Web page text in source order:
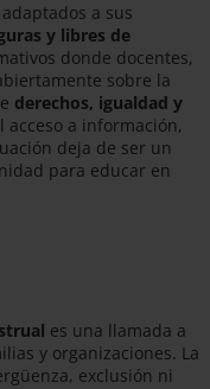
a sus
y libres de
donde docentes,
sobre la
derechos, igualdad y
acceso a información,
deja de ser un
para educar en
es una llamada a
y organizaciones. La
exclusión ni